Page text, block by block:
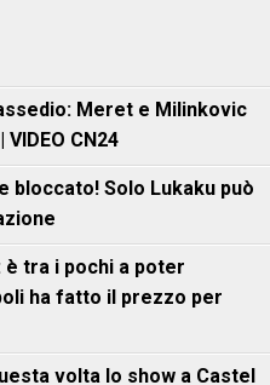
Meret e Milinkovic
CN24
bloccato! Solo Lukaku può
è tra i pochi a poter
ha fatto il prezzo per
volta lo show a Castel